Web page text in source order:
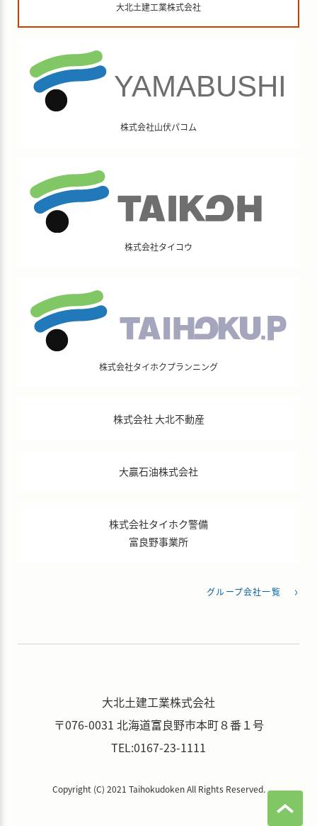
大北土建工業株式会社
株式会社山伏パコム
株式会社タイコウ
株式会社タイホクプランニング
株式会社 大北不動産
大贏石油株式会社
株式会社タイホク警備
富良野事業所
グループ会社一覧
大北土建工業株式会社
〒076-0031 北海道富良野市本町８番１号
TEL:0167-23-1111
Copyright (C) 2021 Taihokudoken All Rights Reserved.